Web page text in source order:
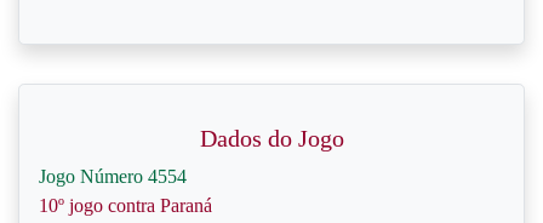
Dados do Jogo
Jogo Número 4554
10º jogo contra Paraná